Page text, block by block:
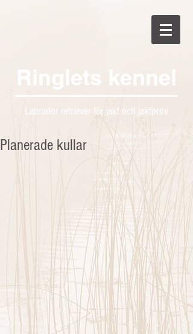
Ringlets kennel
Labrador retriever för jakt och jaktprov
Planerade kullar